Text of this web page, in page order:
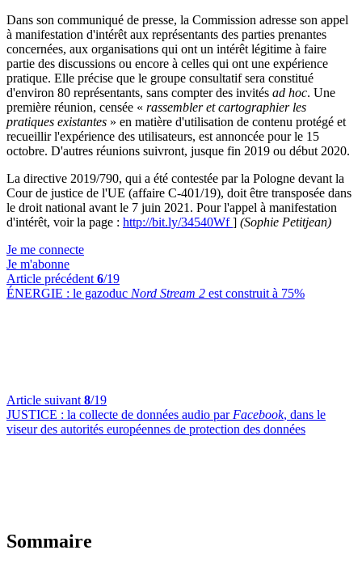
Dans son communiqué de presse, la Commission adresse son appel
à manifestation d'intérêt aux représentants des parties prenantes
concernées, aux organisations qui ont un intérêt légitime à faire
partie des discussions ou encore à celles qui ont une expérience
pratique. Elle précise que le groupe consultatif sera constitué
d'environ 80 représentants, sans compter des invités ad hoc. Une
première réunion, censée « rassembler et cartographier les
pratiques existantes » en matière d'utilisation de contenu protégé et
recueillir l'expérience des utilisateurs, est annoncée pour le 15
octobre. D'autres réunions suivront, jusque fin 2019 ou début 2020.
La directive 2019/790, qui a été contestée par la Pologne devant la
Cour de justice de l'UE (affaire C-401/19), doit être transposée dans
le droit national avant le 7 juin 2021. Pour l'appel à manifestation
d'intérêt, voir la page : http://bit.ly/34540Wf] (Sophie Petitjean)
Je me connecte
Je m'abonne
Article précédent 6/19
ÉNERGIE : le gazoduc Nord Stream 2 est construit à 75%
Article suivant 8/19
JUSTICE : la collecte de données audio par Facebook, dans le
viseur des autorités européennes de protection des données
Sommaire